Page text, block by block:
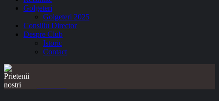
Golgeteri
Golgeteri 2025
Consiliu Director
Despre Club
Istoric
Contact